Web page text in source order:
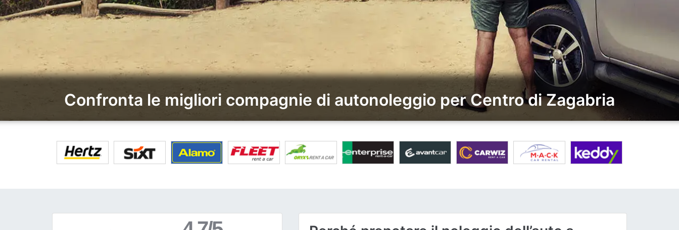
Confronta le migliori compagnie di autonoleggio per Centro di Zagabria